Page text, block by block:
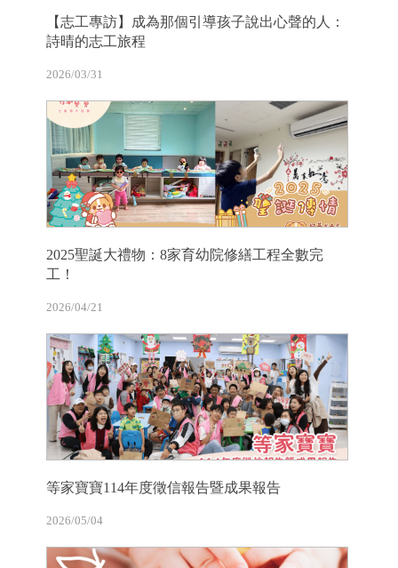
【志工專訪】成為那個引導孩子說出心聲的人：
詩晴的志工旅程
2026/03/31
2025聖誕大禮物：8家育幼院修繕工程全數完
工！
2026/04/21
等家寶寶114年度徵信報告暨成果報告
2026/05/04